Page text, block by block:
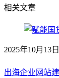
相关文章
2025年10月13日
出海企业网站